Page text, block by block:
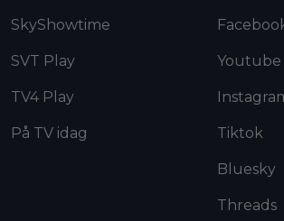
SkyShowtime
SVT Play
TV4 Play
På TV idag
Youtube
Tiktok
Bluesky
Threads